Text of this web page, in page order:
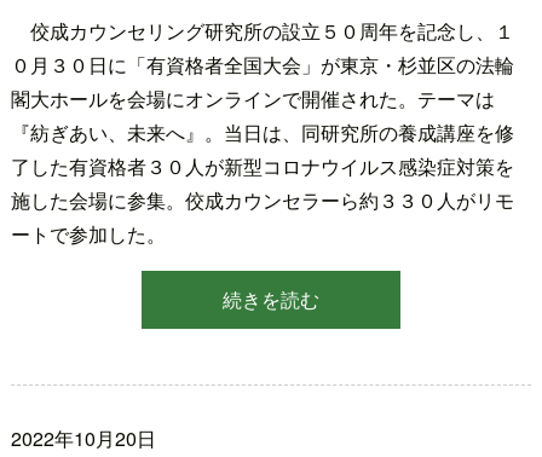
佼成カウンセリング研究所の設立５０周年を記念し、１
０月３０日に「有資格者全国大会」が東京・杉並区の法輪
閣大ホールを会場にオンラインで開催された。テーマは
『紡ぎあい、未来へ』。当日は、同研究所の養成講座を修
了した有資格者３０人が新型コロナウイルス感染症対策を
施した会場に参集。佼成カウンセラーら約３３０人がリモ
ートで参加した。
続きを読む
2022年10月20日